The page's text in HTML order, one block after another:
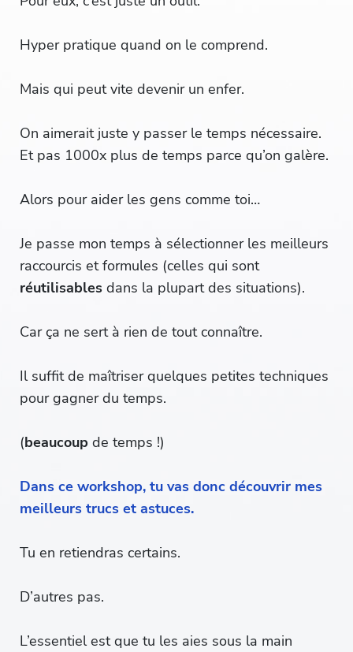
Hyper pratique quand on le comprend.
Mais qui peut vite devenir un enfer.
On aimerait juste y passer le temps nécessaire.
Et pas 1000x plus de temps parce qu’on galère.
Alors pour aider les gens comme toi…
Je passe mon temps à sélectionner les meilleurs
raccourcis et formules (celles qui sont
réutilisables dans la plupart des situations).
Car ça ne sert à rien de tout connaître.
Il suffit de maîtriser quelques petites techniques
pour gagner du temps.
(beaucoup de temps !)
Dans ce workshop, tu vas donc découvrir mes
meilleurs trucs et astuces.
Tu en retiendras certains.
D’autres pas.
L’essentiel est que tu les aies sous la main